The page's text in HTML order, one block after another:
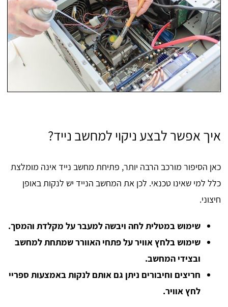
איך אפשר לבצע ניקוי למחשב נייד?
כאן הסיפור מורכב הרבה יותר, פתיחת מחשב נייד אינה מומלצת
כלל למי שאינו טכנאי. לכן את המחשב הנייד יש לנקות באופן
חיצוני.
שימוש במטלית לחה ויבשה למעבר על מקלדת והמסך.
שימוש בלחץ אוויר על פתחי האוורר שמתחת למחשב
ובצידי המחשב.
חריצים וחיבורים ניתן גם אותם לנקות באמצעות ספריי
לחץ אוויר.